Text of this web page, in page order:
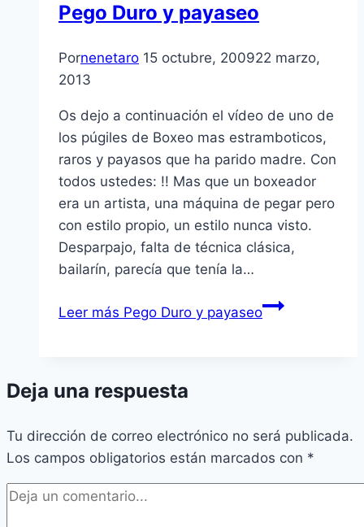
Pego Duro y payaseo
Pornenetaro 15 octubre, 200922 marzo,
2013
Os dejo a continuación el ví­deo de uno de
los púgiles de Boxeo mas estramboticos,
raros y payasos que ha parido madre. Con
todos ustedes: !! Mas que un boxeador
era un artista, una máquina de pegar pero
con estilo propio, un estilo nunca visto.
Desparpajo, falta de técnica clásica,
bailarí­n, parecí­a que tení­a la…
Leer más Pego Duro y payaseo
Deja una respuesta
Tu dirección de correo electrónico no será publicada.
Los campos obligatorios están marcados con *